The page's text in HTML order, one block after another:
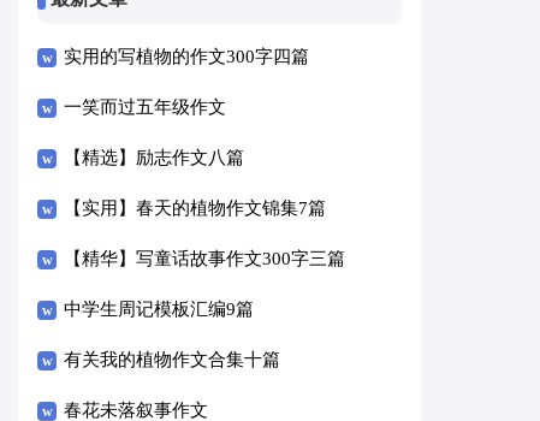
实用的写植物的作文300字四篇
一笑而过五年级作文
【精选】励志作文八篇
【实用】春天的植物作文锦集7篇
【精华】写童话故事作文300字三篇
中学生周记模板汇编9篇
有关我的植物作文合集十篇
春花未落叙事作文